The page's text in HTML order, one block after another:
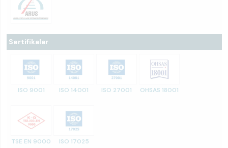
Sertifikalar
ISO 9001 ISO 14001 ISO 27001 OHSAS 18001
TSE EN 9000 ISO 17025